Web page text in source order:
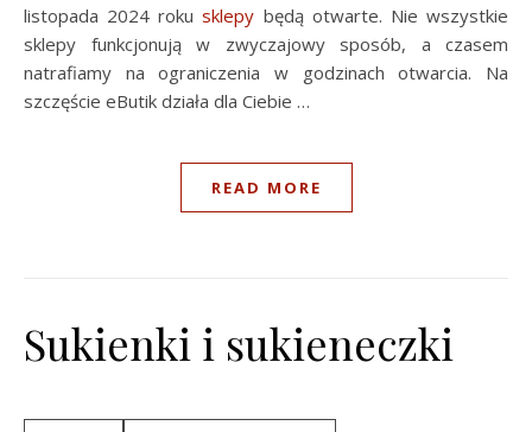
listopada 2024 rokusklepy będą otwarte. Nie wszystkie
sklepy funkcjonują w zwyczajowy sposób, a czasem
natrafiamy na ograniczenia w godzinach otwarcia. Na
szczęście eButik działa dla Ciebie …
READ MORE
Sukienki i sukieneczki